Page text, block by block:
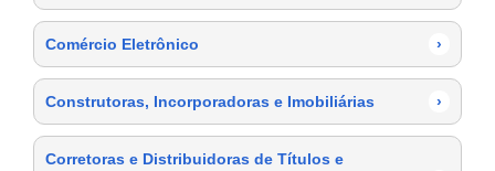
Comércio Eletrônico ›
Construtoras, Incorporadoras e Imobiliárias ›
Corretoras e Distribuidoras de Títulos e